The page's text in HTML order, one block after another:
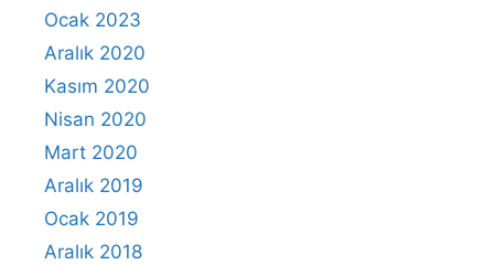
Ocak 2023
Aralık 2020
Kasım 2020
Nisan 2020
Mart 2020
Aralık 2019
Ocak 2019
Aralık 2018